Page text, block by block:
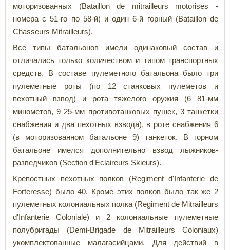
моторизованных (Bataillon de mitrailleurs motorises -
номера с 51-го по 58-й) и один 6-й горный (Bataillon de
Chasseurs Mitrailleurs).
Все типы батальонов имели одинаковый состав и
отличались только количеством и типом транспортных
средств. В составе пулеметного батальона было три
пулеметные роты (по 12 станковых пулеметов и
пехотный взвод) и рота тяжелого оружия (6 81-мм
минометов, 9 25-мм противотанковых пушек, 3 танкетки
снабжения и два пехотных взвода), в роте снабжения 6
(в моторизованном батальоне 9) танкеток. В горном
батальоне имелся дополнительно взвод лыжников-
разведчиков (Section d'Eclaireurs Skieurs).
Крепостных пехотных полков (Regiment d'Infanterie de
Forteresse) было 40. Кроме этих полков было так же 2
пулеметных колониальных полка (Regiment de Mitrailleurs
d'Infanterie Coloniale) и 2 колониальные пулеметные
полубригады (Demi-Brigade de Mitrailleurs Coloniaux)
укомплектованные малагасийцами. Для действий в